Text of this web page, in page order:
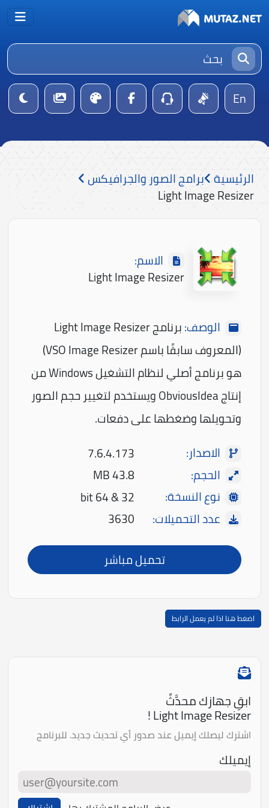
En
الرئيسية برامج الصور والجرافيكس
Light Image Resizer
الاسم:
Light Image Resizer
الوصف:
برنامج Light Image Resizer
(المعروف سابقًا باسم VSO Image Resizer)
هو برنامج أصلي لنظام التشغيل Windows من
إنتاج ObviousIdea ويستخدم لتغيير حجم الصور
وتحويلها وضغطها على دفعات.
الاصدار:
7.6.4.173
الحجم:
43.8 MB
نوع النسخة:
32 & 64 bit
عدد التحميلات:
3630
تحميل مباشر
اضغط هنا اذا لم يعمل الرابط
ابقِ جهازك محدَّثً
Light Image Resizer !
اشترك ليصلك إيميل عند صدور أي تحديث جديد. للبرنامج
إيميلك